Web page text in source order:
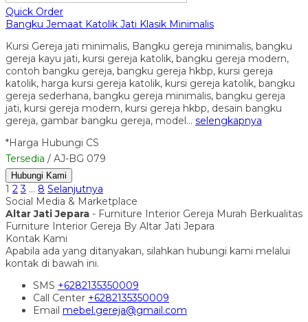
Quick Order
Bangku Jemaat Katolik Jati Klasik Minimalis
Kursi Gereja jati minimalis, Bangku gereja minimalis, bangku
gereja kayu jati, kursi gereja katolik, bangku gereja modern,
contoh bangku gereja, bangku gereja hkbp, kursi gereja
katolik, harga kursi gereja katolik, kursi gereja katolik, bangku
gereja sederhana, bangku gereja minimalis, bangku gereja
jati, kursi gereja modern, kursi gereja hkbp, desain bangku
gereja, gambar bangku gereja, model… selengkapnya
*Harga Hubungi CS
Tersedia / AJ-BG 079
Hubungi Kami
1 2 3 … 8 Selanjutnya
Social Media & Marketplace
Altar Jati Jepara - Furniture Interior Gereja Murah Berkualitas
Furniture Interior Gereja By Altar Jati Jepara
Kontak Kami
Apabila ada yang ditanyakan, silahkan hubungi kami melalui
kontak di bawah ini.
SMS +6282135350009
Call Center +6282135350009
Email mebel.gereja@gmail.com